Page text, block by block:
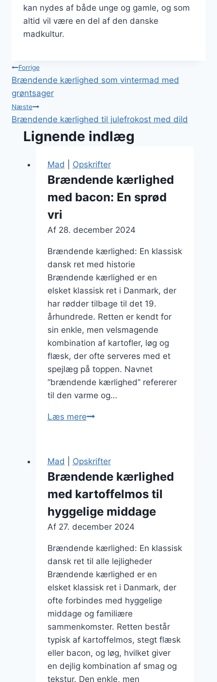
kan nydes af både unge og gamle, og som
altid vil være en del af den danske
madkultur.
Indlægsnavigation
Forrige
Brændende kærlighed som vintermad med
grøntsager
Næste
Brændende kærlighed til julefrokost med dild
Lignende indlæg
Mad Opskrifter
Brændende kærlighed
med bacon: En sprød
vri
Af 28. december 2024
Brændende kærlighed: En klassisk
dansk ret med historie
Brændende kærlighed er en
elsket klassisk ret i Danmark, der
har rødder tilbage til det 19.
århundrede. Retten er kendt for
sin enkle, men velsmagende
kombination af kartofler, løg og
flæsk, der ofte serveres med et
spejlæg på toppen. Navnet
“brændende kærlighed” refererer
til den varme og…
Læs mereBrændende
bacon:
sprød
vri
Mad Opskrifter
Brændende kærlighed
med kartoffelmos til
hyggelige middage
Af 27. december 2024
Brændende kærlighed: En klassisk
dansk ret til alle lejligheder
Brændende kærlighed er en
elsket klassisk ret i Danmark, der
ofte forbindes med hyggelige
middage og familiære
sammenkomster. Retten består
typisk af kartoffelmos, stegt flæsk
eller bacon, og løg, hvilket giver
en dejlig kombination af smag og
tekstur. Den enkle, men